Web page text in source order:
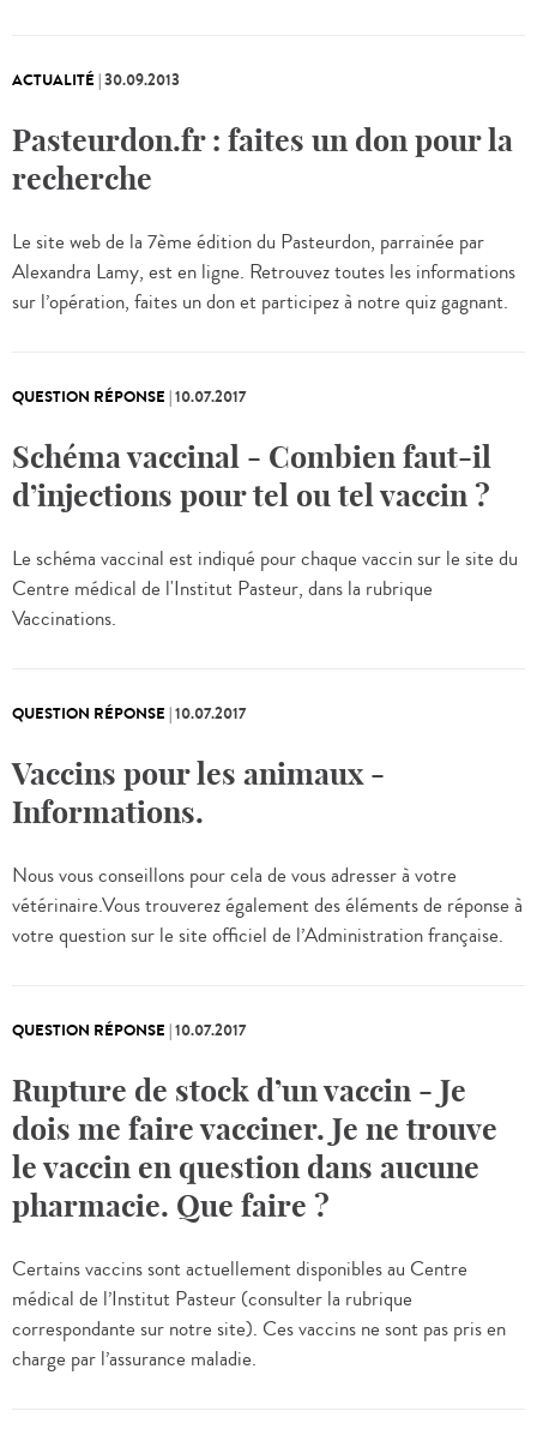
ACTUALITÉ |30.09.2013
Pasteurdon.fr : faites un don pour la
recherche
Le site web de la 7ème édition du Pasteurdon, parrainée par
Alexandra Lamy, est en ligne. Retrouvez toutes les informations
sur l’opération, faites un don et participez à notre quiz gagnant.
QUESTION RÉPONSE |10.07.2017
Schéma vaccinal - Combien faut-il
d’injections pour tel ou tel vaccin ?
Le schéma vaccinal est indiqué pour chaque vaccin sur le site du
Centre médical de l'Institut Pasteur, dans la rubrique
Vaccinations.
QUESTION RÉPONSE |10.07.2017
Vaccins pour les animaux -
Informations.
Nous vous conseillons pour cela de vous adresser à votre
vétérinaire.Vous trouverez également des éléments de réponse à
votre question sur le site officiel de l’Administration française.
QUESTION RÉPONSE |10.07.2017
Rupture de stock d’un vaccin - Je
dois me faire vacciner. Je ne trouve
le vaccin en question dans aucune
pharmacie. Que faire ?
Certains vaccins sont actuellement disponibles au Centre
médical de l’Institut Pasteur (consulter la rubrique
correspondante sur notre site). Ces vaccins ne sont pas pris en
charge par l’assurance maladie.